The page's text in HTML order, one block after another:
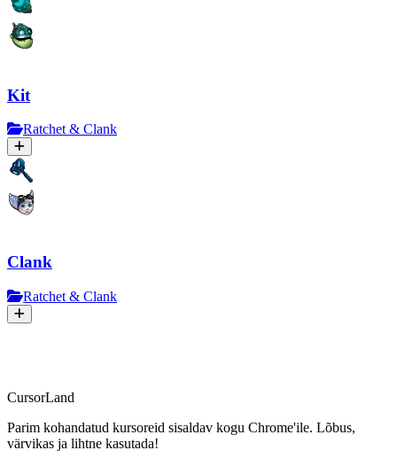
Kit
Ratchet & Clank
Clank
Ratchet & Clank
CursorLand
Parim kohandatud kursoreid sisaldav kogu Chrome'ile. Lõbus,
värvikas ja lihtne kasutada!